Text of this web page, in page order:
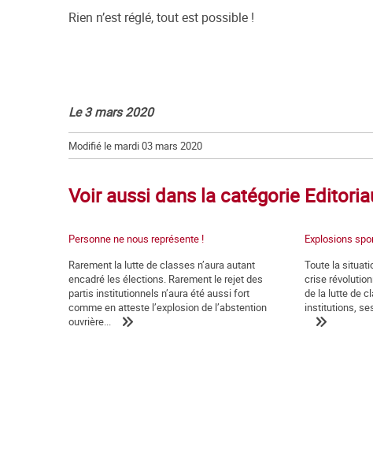
Rien n’est réglé, tout est possible !
Le 3 mars 2020
Modifié le mardi 03 mars 2020
Voir aussi dans la catégorie
Personne ne nous représente !
Rarement la lutte de classes n’aura autant
encadré les élections. Rarement le rejet des
partis institutionnels n’aura été aussi fort
comme en atteste l’explosion de l’abstention
ouvrière...
Explosions
Toute la
crise
de la lutte de
institutions,